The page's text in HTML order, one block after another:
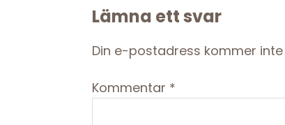
Reader
Interactions
Lämna ett svar
Din e-postadress kommer
Kommentar *